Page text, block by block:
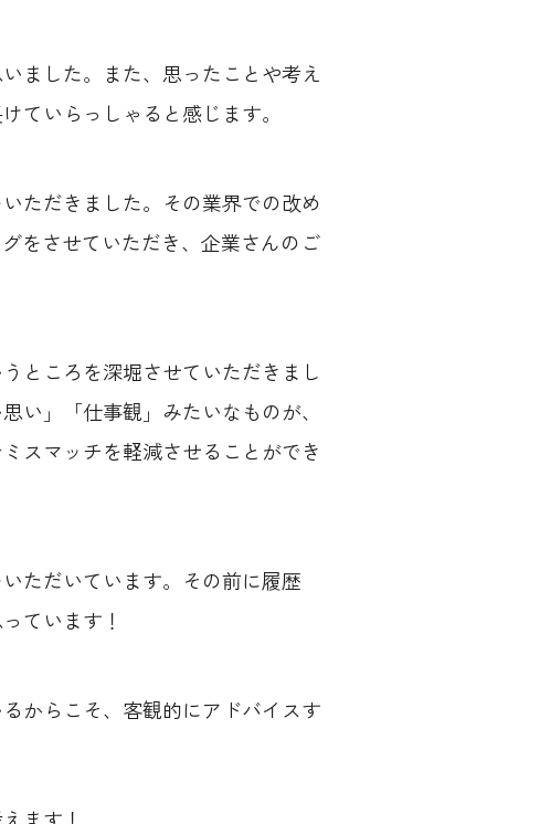
ました。また、思ったことや考え
ていらっしゃると感じます。
ただきました。その業界での改め
をさせていただき、企業さんのご
ところを深堀させていただきまし
い」「仕事観」みたいなものが、
スマッチを軽減させることができ
ただいています。その前に履歴
ています！
からこそ、客観的にアドバイスす